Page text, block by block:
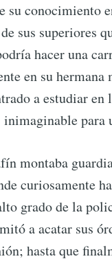
conocimiento
sus superiores
hacer una
en su
a estudiar
montaba
curiosamente
grado de la
a acatar sus
hasta que